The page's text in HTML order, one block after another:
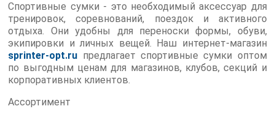
Спортивные сумки - это необходимый аксессуар для
тренировок, соревнований, поездок и активного
отдыха. Они удобны для переноски формы, обуви,
экипировки и личных вещей. Наш интернет-магазин
sprinter-opt.ru предлагает спортивные сумки оптом
по выгодным ценам для магазинов, клубов, секций и
корпоративных клиентов.
Ассортимент